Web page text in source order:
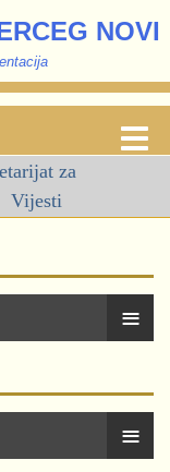
NOVI
za
Vijesti
≡
≡